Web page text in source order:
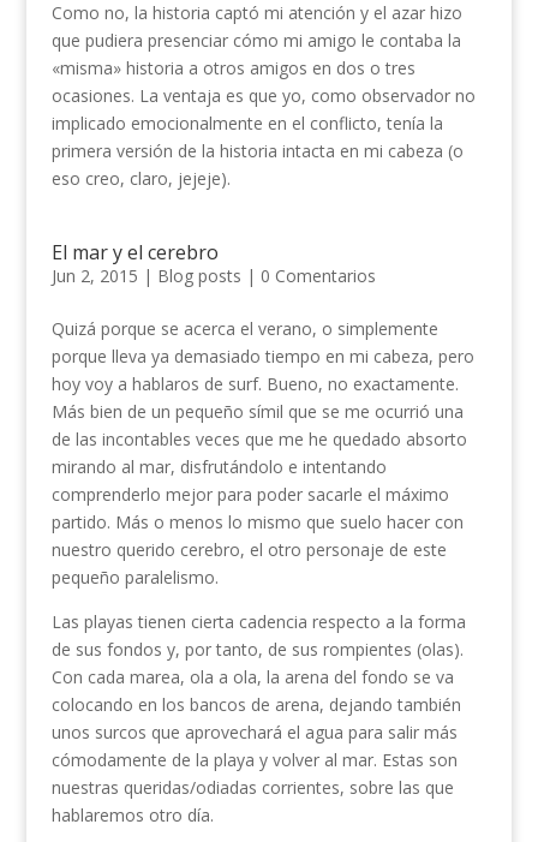
Como no, la historia captó mi atención y el azar hizo
que pudiera presenciar cómo mi amigo le contaba la
«misma» historia a otros amigos en dos o tres
ocasiones. La ventaja es que yo, como observador no
implicado emocionalmente en el conflicto, tenía la
primera versión de la historia intacta en mi cabeza (o
eso creo, claro, jejeje).
El mar y el cerebro
Jun 2, 2015 | Blog posts | 0 Comentarios
Quizá porque se acerca el verano, o simplemente
porque lleva ya demasiado tiempo en mi cabeza, pero
hoy voy a hablaros de surf. Bueno, no exactamente.
Más bien de un pequeño símil que se me ocurrió una
de las incontables veces que me he quedado absorto
mirando al mar, disfrutándolo e intentando
comprenderlo mejor para poder sacarle el máximo
partido. Más o menos lo mismo que suelo hacer con
nuestro querido cerebro, el otro personaje de este
pequeño paralelismo.
Las playas tienen cierta cadencia respecto a la forma
de sus fondos y, por tanto, de sus rompientes (olas).
Con cada marea, ola a ola, la arena del fondo se va
colocando en los bancos de arena, dejando también
unos surcos que aprovechará el agua para salir más
cómodamente de la playa y volver al mar. Estas son
nuestras queridas/odiadas corrientes, sobre las que
hablaremos otro día.